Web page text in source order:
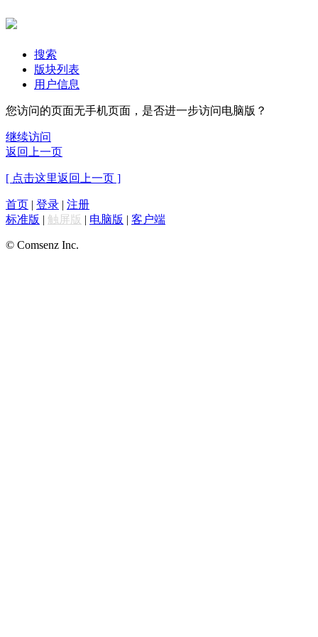
搜索
版块列表
用户信息
您访问的页面无手机页面，是否进一步访问电脑版？
继续访问
返回上一页
[ 点击这里返回上一页 ]
首页 | 登录 | 注册
标准版 | 触屏版 | 电脑版 | 客户端
© Comsenz Inc.